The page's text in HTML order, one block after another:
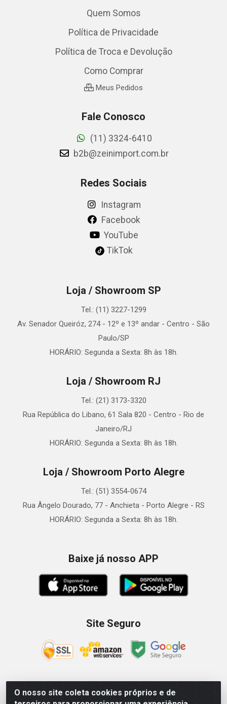
O nosso site coleta cookies próprios e de
Quem Somos
Política de Privacidade
Política de Troca e Devolução
Como Comprar
Meus Pedidos
Fale Conosco
(11) 3324-6410
b2b@zeinimport.com.br
Redes Sociais
Instagram
Facebook
YouTube
TikTok
Loja / Showroom SP
Tel.: (11) 3227-1299
Av. Senador Queiróz, 274 - 12º e 13º andar - Centro - São
Paulo/SP
HORÁRIO: Segunda a Sexta: 8h às 18h.
Loja / Showroom RJ
Tel.: (21) 3173-3320
Rua República do Libano, 61 Sala 820 - Centro - Rio de
Janeiro/RJ
HORÁRIO: Segunda a Sexta: 8h às 18h.
Loja / Showroom Porto Alegre
Tel.: (51) 3554-0674
Rua Ângelo Dourado, 77 - Anchieta - Porto Alegre - RS
HORÁRIO: Segunda a Sexta: 8h às 18h.
Baixe já nosso APP
Site Seguro
Zein Importação e Comércio LTDA - Av. Senador Queiróz, 274